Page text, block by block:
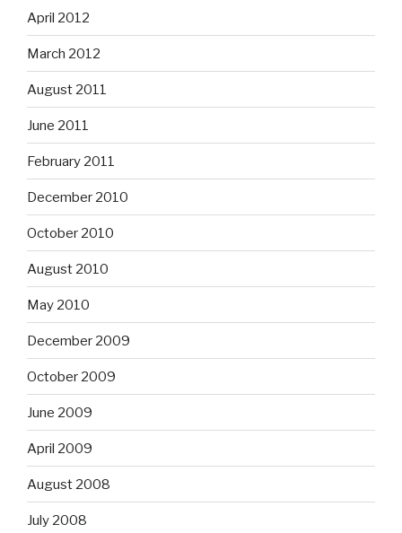
April 2012
March 2012
August 2011
June 2011
February 2011
December 2010
October 2010
August 2010
May 2010
December 2009
October 2009
June 2009
April 2009
August 2008
July 2008